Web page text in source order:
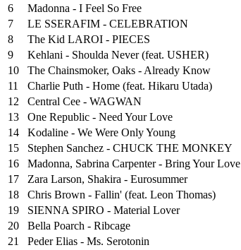
6
Madonna - I Feel So Free
7
LE SSERAFIM - CELEBRATION
8
The Kid LAROI - PIECES
9
Kehlani - Shoulda Never (feat. USHER)
10
The Chainsmoker, Oaks - Already Know
11
Charlie Puth - Home (feat. Hikaru Utada)
12
Central Cee - WAGWAN
13
One Republic - Need Your Love
14
Kodaline - We Were Only Young
15
Stephen Sanchez - CHUCK THE MONKEY
16
Madonna, Sabrina Carpenter - Bring Your Love
17
Zara Larson, Shakira - Eurosummer
18
Chris Brown - Fallin' (feat. Leon Thomas)
19
SIENNA SPIRO - Material Lover
20
Bella Poarch - Ribcage
21
Peder Elias - Ms. Serotonin